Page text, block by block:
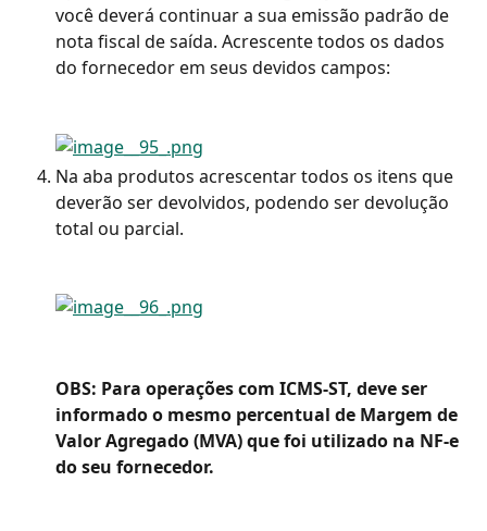
você deverá continuar a sua emissão padrão de
nota fiscal de saída. Acrescente todos os dados
do fornecedor em seus devidos campos:
Na aba produtos acrescentar todos os itens que
deverão ser devolvidos, podendo ser devolução
total ou parcial.
OBS: Para operações com ICMS-ST, deve ser
informado o mesmo percentual de Margem de
Valor Agregado (MVA) que foi utilizado na NF-e
do seu fornecedor.